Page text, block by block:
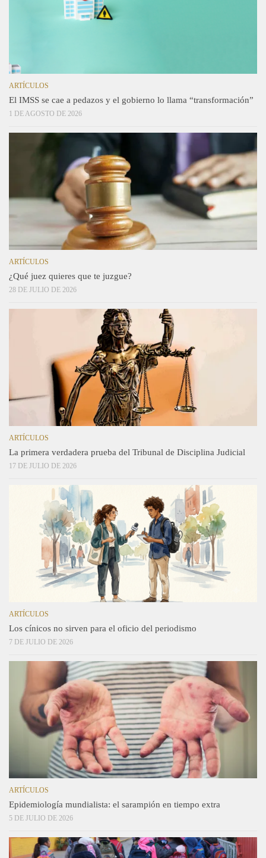
ARTÍCULOS
El IMSS se cae a pedazos y el gobierno lo llama “transformación”
1 DE AGOSTO DE 2026
ARTÍCULOS
¿Qué juez quieres que te juzgue?
28 DE JULIO DE 2026
ARTÍCULOS
La primera verdadera prueba del Tribunal de Disciplina Judicial
17 DE JULIO DE 2026
ARTÍCULOS
Los cínicos no sirven para el oficio del periodismo
7 DE JULIO DE 2026
ARTÍCULOS
Epidemiología mundialista: el sarampión en tiempo extra
5 DE JULIO DE 2026